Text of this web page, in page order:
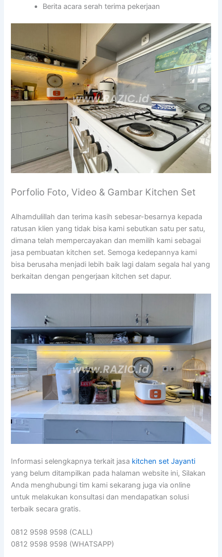
Berita acara serah terima pekerjaan
Porfolio Foto, Video & Gambar Kitchen Set
Alhamdulillah dan terima kasih sebesar-besarnya kepada
ratusan klien yang tidak bisa kami sebutkan satu per satu,
dimana telah mempercayakan dan memilih kami sebagai
jasa pembuatan kitchen set. Semoga kedepannya kami
bisa berusaha menjadi lebih baik lagi dalam segala hal yang
berkaitan dengan pengerjaan kitchen set dapur.
Informasi selengkapnya terkait jasa kitchen set Jayanti
yang belum ditampilkan pada halaman website ini, Silakan
Anda menghubungi tim kami sekarang juga via online
untuk melakukan konsultasi dan mendapatkan solusi
terbaik secara gratis.
0812 9598 9598 (CALL)
0812 9598 9598 (WHATSAPP)